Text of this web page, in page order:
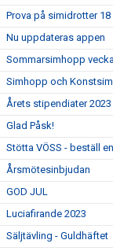
Prova på simidrotter
Nu uppdateras appen
Sommarsimhopp
Simhopp och
Årets stipendiater 2023
Glad Påsk!
Stötta VÖSS - beställ
Årsmötesinbjudan
GOD JUL
Luciafirande 2023
Säljtävling - Guldhäftet